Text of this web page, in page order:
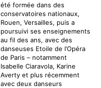
été formée dans des
conservatoires nationaux,
Rouen, Versailles, puis a
poursuivi ses enseignements
au fil des ans, avec des
danseuses Etoile de l’Opéra
de Paris – notamment
Isabelle Ciaravola, Karine
Averty et plus récemment
avec deux danseurs